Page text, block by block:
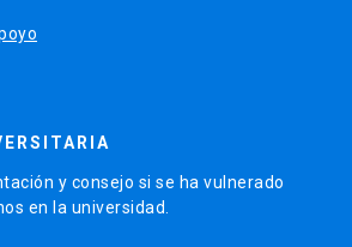
y consejo si se ha vulnerado
en la universidad.